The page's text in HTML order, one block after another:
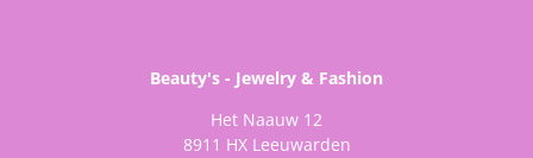
Beauty's - Jewelry & Fashion
Het Naauw 12
8911 HX Leeuwarden